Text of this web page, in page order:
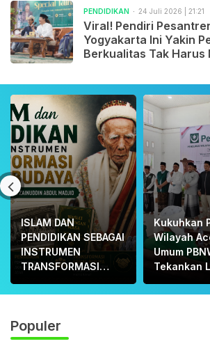
PENDIDIKAN 24 Juli 2026 | 21:21
Viral! Pendiri
Yogyakarta Ini Yakin
Berkualitas Tak Harus
dengan Uang.”
ISLAM DAN
PENDIDIKAN SEBAGAI
INSTRUMEN
TRANSFORMASI
PEMIKIRAN TGKH.
ZAINUDDIN ABDUL
MADJID
Kukuhkan
Wilayah
Umum
Tekankan
“MAULANA”
Populer